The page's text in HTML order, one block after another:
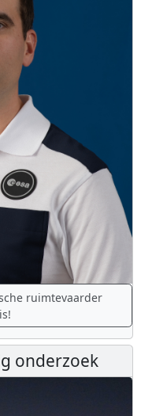
ruimtevaarder
onderzoek